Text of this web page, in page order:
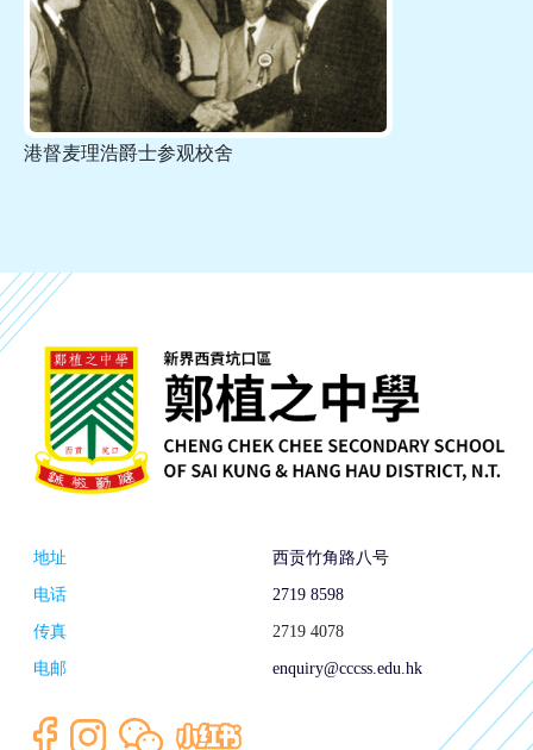
港督麦理浩爵士参观校舍
地址
西贡竹角路八号
电话
2719 8598
传真
2719 4078
电邮
enquiry@cccss.edu.hk